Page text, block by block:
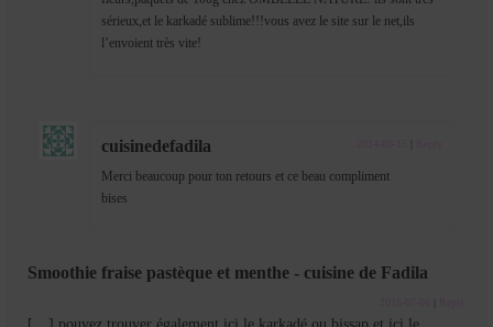
sérieux,et le karkadé sublime!!!vous avez le site sur le net,ils
l’envoient très vite!
cuisinedefadila
Merci beaucoup pour ton retours et ce beau compliment
bises
Smoothie fraise pastèque et menthe - cuisine de Fadila